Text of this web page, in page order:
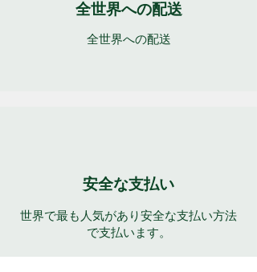
全世界への配送
全世界への配送
安全な支払い
世界で最も人気があり安全な支払い方法
で支払います。